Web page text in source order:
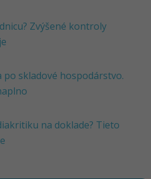
Zvýšené kontroly
po skladové hospodárstvo.
na doklade? Tieto